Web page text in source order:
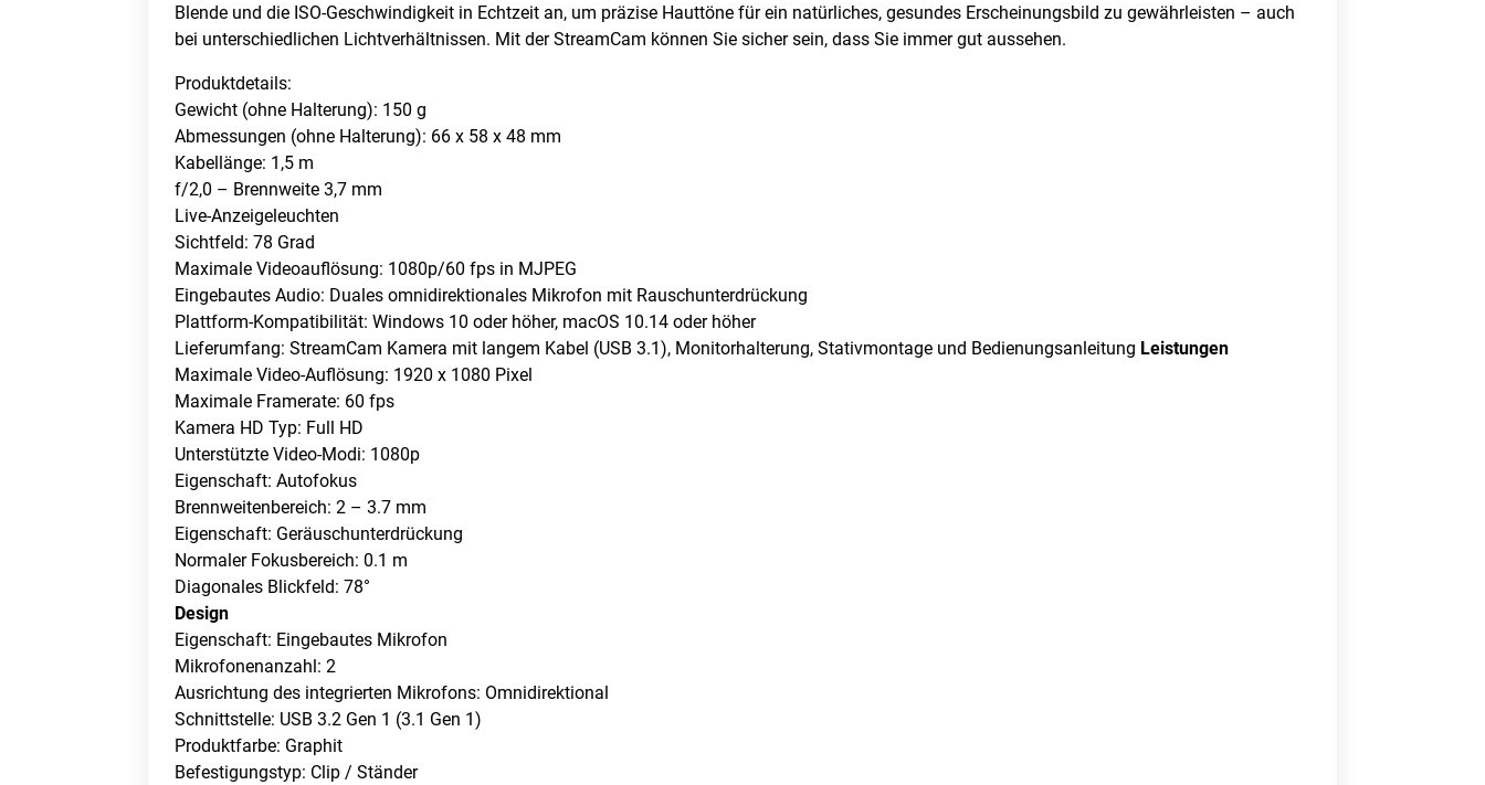
Blende und die ISO-Geschwindigkeit in Echtzeit an, um präzise Hauttöne für ein natürliches, gesundes Erscheinungsbild zu gewährleisten – auch
bei unterschiedlichen Lichtverhältnissen. Mit der StreamCam können Sie sicher sein, dass Sie immer gut aussehen.
Produktdetails:
Gewicht (ohne Halterung): 150 g
Abmessungen (ohne Halterung): 66 x 58 x 48 mm
Kabellänge: 1,5 m
f/2,0 – Brennweite 3,7 mm
Live-Anzeigeleuchten
Sichtfeld: 78 Grad
Maximale Videoauflösung: 1080p/60 fps in MJPEG
Eingebautes Audio: Duales omnidirektionales Mikrofon mit Rauschunterdrückung
Plattform-Kompatibilität: Windows 10 oder höher, macOS 10.14 oder höher
Lieferumfang: StreamCam Kamera mit langem Kabel (USB 3.1), Monitorhalterung, Stativmontage und Bedienungsanleitung Leistungen
Maximale Video-Auflösung: 1920 x 1080 Pixel
Maximale Framerate: 60 fps
Kamera HD Typ: Full HD
Unterstützte Video-Modi: 1080p
Eigenschaft: Autofokus
Brennweitenbereich: 2 – 3.7 mm
Eigenschaft: Geräuschunterdrückung
Normaler Fokusbereich: 0.1 m
Diagonales Blickfeld: 78°
Design
Eigenschaft: Eingebautes Mikrofon
Mikrofonenanzahl: 2
Ausrichtung des integrierten Mikrofons: Omnidirektional
Schnittstelle: USB 3.2 Gen 1 (3.1 Gen 1)
Produktfarbe: Graphit
Befestigungstyp: Clip / Ständer